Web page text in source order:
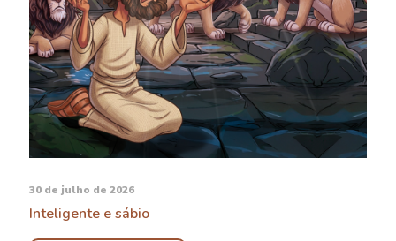
30 de julho de 2026
Inteligente e sábio